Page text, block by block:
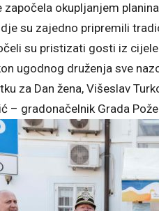
okupljanjem
su zajedno pripremili
su pristizati gosti iz
ugodnog druženja sve
za Dan žena, Višeslav
– gradonačelnik Grada